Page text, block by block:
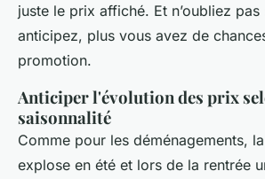
juste le prix affiché. Et n’oubliez
anticipez, plus vous avez de
promotion.
Anticiper l'évolution des prix
saisonnalité
Comme pour les déménagements,
explose en été et lors de la rentrée